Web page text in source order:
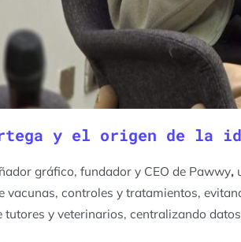
y el origen de la
gráfico, fundador y CEO de Pawwy,
vacunas, controles y tratamientos,
tutores y veterinarios, centralizando